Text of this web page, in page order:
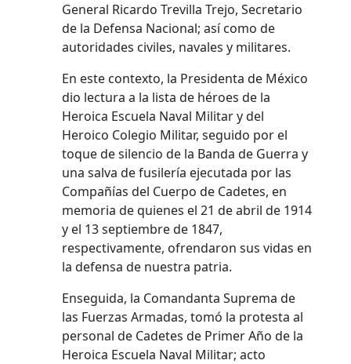
General Ricardo Trevilla Trejo, Secretario
de la Defensa Nacional; así como de
autoridades civiles, navales y militares.
En este contexto, la Presidenta de México
dio lectura a la lista de héroes de la
Heroica Escuela Naval Militar y del
Heroico Colegio Militar, seguido por el
toque de silencio de la Banda de Guerra y
una salva de fusilería ejecutada por las
Compañías del Cuerpo de Cadetes, en
memoria de quienes el 21 de abril de 1914
y el 13 septiembre de 1847,
respectivamente, ofrendaron sus vidas en
la defensa de nuestra patria.
Enseguida, la Comandanta Suprema de
las Fuerzas Armadas, tomó la protesta al
personal de Cadetes de Primer Año de la
Heroica Escuela Naval Militar; acto